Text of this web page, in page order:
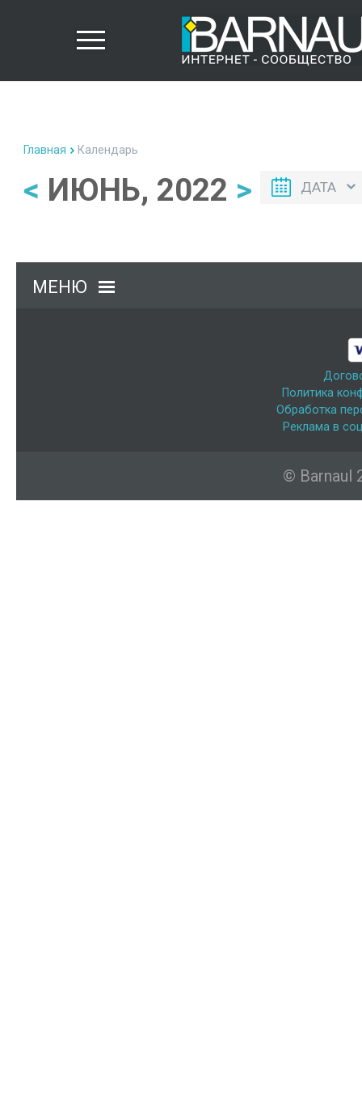
Главная Календарь
< ИЮНЬ, 2022 > ДАТА
МЕНЮ
Политика
Обработка
Реклама в
© Barnaul